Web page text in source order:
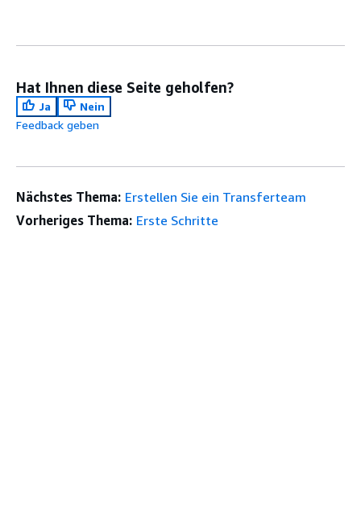
Hat Ihnen diese Seite geholfen?
Ja
Nein
Feedback geben
Nächstes Thema: Erstellen Sie ein Transferteam
Vorheriges Thema: Erste Schritte